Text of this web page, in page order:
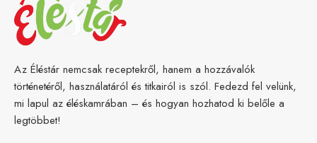
Az Éléstár nemcsak receptekről, hanem a hozzávalók
történetéről, használatáról és titkairól is szól. Fedezd fel velünk,
mi lapul az éléskamrában – és hogyan hozhatod ki belőle a
legtöbbet!